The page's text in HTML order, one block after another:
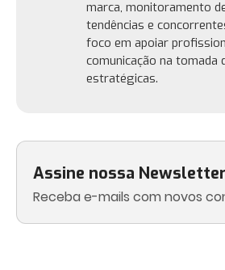
Assine nossa Newsletter
Receba e-mails com novos
marca, monitoramento
tendências e
foco em apoiar
comunicação na tomada
estratégicas.